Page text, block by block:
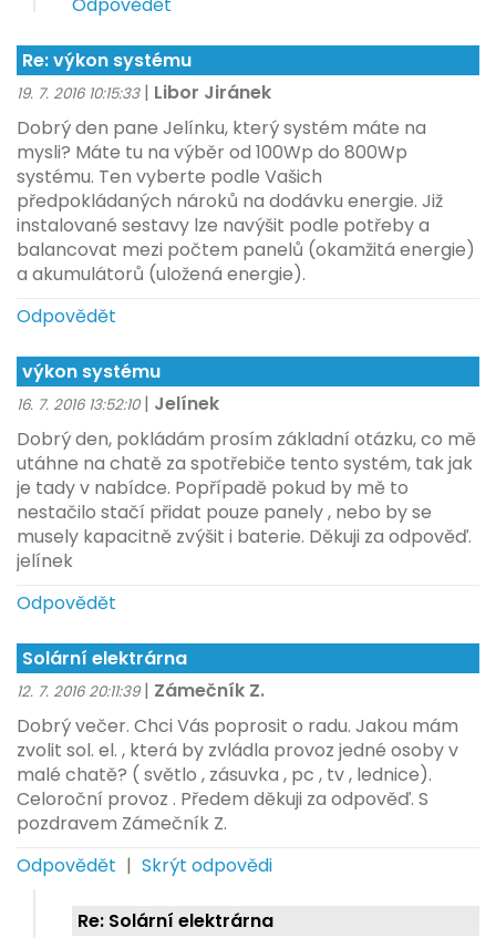
Re: výkon systému
19. 7. 2016 10:15:33 | Libor Jiránek
Dobrý den pane Jelínku, který systém máte na
mysli? Máte tu na výběr od 100Wp do 800Wp
systému. Ten vyberte podle Vašich
předpokládaných nároků na dodávku energie. Již
instalované sestavy lze navýšit podle potřeby a
balancovat mezi počtem panelů (okamžitá energie)
a akumulátorů (uložená energie).
Odpovědět
výkon systému
16. 7. 2016 13:52:10 | Jelínek
Dobrý den, pokládám prosím základní otázku, co mě
utáhne na chatě za spotřebiče tento systém, tak jak
je tady v nabídce. Popřípadě pokud by mě to
nestačilo stačí přidat pouze panely , nebo by se
musely kapacitně zvýšit i baterie. Děkuji za odpověď.
jelínek
Odpovědět
Solární elektrárna
12. 7. 2016 20:11:39 | Zámečník Z.
Dobrý večer. Chci Vás poprosit o radu. Jakou mám
zvolit sol. el. , která by zvládla provoz jedné osoby v
malé chatě? ( světlo , zásuvka , pc , tv , lednice).
Celoroční provoz . Předem děkuji za odpověď. S
pozdravem Zámečník Z.
Odpovědět | Skrýt odpovědi
Re: Solární elektrárna